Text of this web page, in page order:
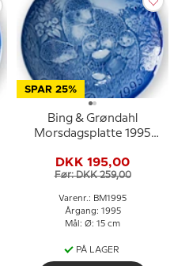
SPAR 25%
Bing & Grøndahl
Morsdagsplatte 1995
DKK 195,00
Før: DKK 259,00
Varenr.: BM1995
Årgang: 1995
Mål: Ø: 15 cm
PÅ LAGER